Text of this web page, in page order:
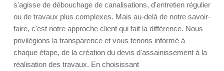
s'agisse de débouchage de canalisations, d'entretien régulier
ou de travaux plus complexes. Mais au-delà de notre savoir-
faire, c'est notre approche client qui fait la différence. Nous
privilégions la transparence et vous tenons informé à
chaque étape, de la création du devis d'assainissement à la
réalisation des travaux. En choisissant